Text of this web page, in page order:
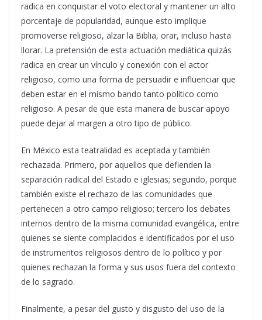
radica en conquistar el voto electoral y mantener un alto
porcentaje de popularidad, aunque esto implique
promoverse religioso, alzar la Biblia, orar, incluso hasta
llorar. La pretensión de esta actuación mediática quizás
radica en crear un vínculo y conexión con el actor
religioso, como una forma de persuadir e influenciar que
deben estar en el mismo bando tanto político como
religioso. A pesar de que esta manera de buscar apoyo
puede dejar al margen a otro tipo de público.
En México esta teatralidad es aceptada y también
rechazada. Primero, por aquellos que defienden la
separación radical del Estado e iglesias; segundo, porque
también existe el rechazo de las comunidades que
pertenecen a otro campo religioso; tercero los debates
internos dentro de la misma comunidad evangélica, entre
quienes se siente complacidos e identificados por el uso
de instrumentos religiosos dentro de lo político y por
quienes rechazan la forma y sus usos fuera del contexto
de lo sagrado.
Finalmente, a pesar del gusto y disgusto del uso de la